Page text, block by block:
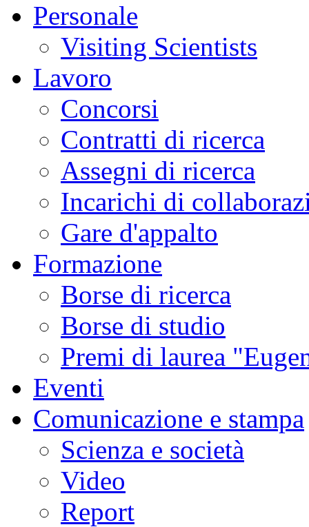
Personale
Visiting Scientists
Lavoro
Concorsi
Contratti di ricerca
Assegni di ricerca
Incarichi di
Gare d'appalto
Formazione
Borse di ricerca
Borse di studio
Premi di laurea
Eventi
Comunicazione e stampa
Scienza e società
Video
Report